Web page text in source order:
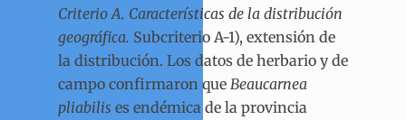
Criterio A. Características de la distribución
geográfica. Subcriterio A-1), extensión de
la distribución. Los datos de herbario y de
campo confirmaron que Beaucarnea
pliabilis es endémica de la provincia